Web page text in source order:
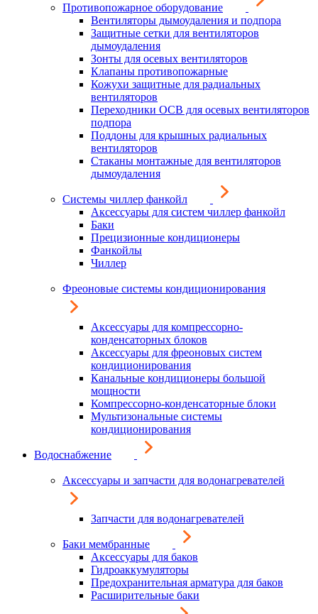
Противопожарное оборудование
Вентиляторы дымоудаления и подпора
Защитные сетки для вентиляторов
дымоудаления
Зонты для осевых вентиляторов
Клапаны противопожарные
Кожухи защитные для радиальных
вентиляторов
Переходники ОСВ для осевых вентиляторов
подпора
Поддоны для крышных радиальных
вентиляторов
Стаканы монтажные для вентиляторов
дымоудаления
Системы чиллер фанкойл
Аксессуары для систем чиллер фанкойл
Баки
Прецизионные кондиционеры
Фанкойлы
Чиллер
Фреоновые системы кондиционирования
Аксессуары для компрессорно-
конденсаторных блоков
Аксессуары для фреоновых систем
кондиционирования
Канальные кондиционеры большой
мощности
Компрессорно-конденсаторные блоки
Мультизональные системы
кондиционирования
Водоснабжение
Аксессуары и запчасти для водонагревателей
Запчасти для водонагревателей
Баки мембранные
Аксессуары для баков
Гидроаккумуляторы
Предохранительная арматура для баков
Расширительные баки